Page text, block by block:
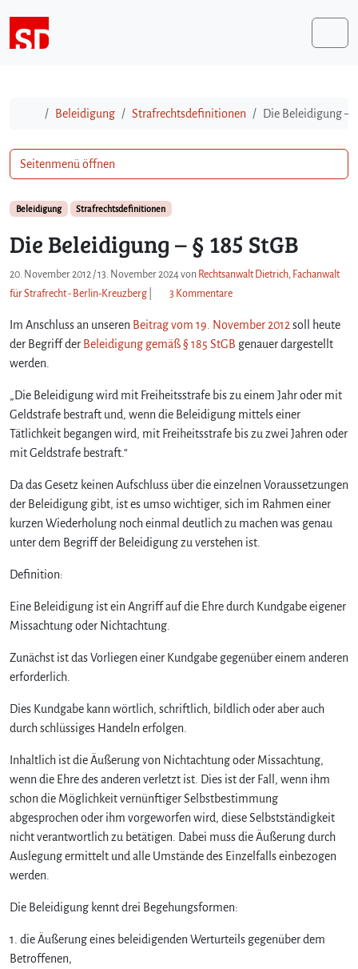
StartBeleidigung Strafrechtsdefinitionen Die Beleidigung –
Beleidigung Strafrechtsdefinitionen
Die Beleidigung – § 185 StGB
20. November 2012 /13. November 2024von Rechtsanwalt Dietrich, Fachanwalt
für Strafrecht - Berlin-Kreuzberg
3 Kommentarez
D
i
e
g
u
n
g
8
t
Im Anschluss an unseren Beitrag vom 19. November 2012 soll heute
der Begriff der Beleidigung gemäß § 185 StGB genauer dargestellt
werden.
„Die Beleidigung wird mit Freiheitsstrafe bis zu einem Jahr oder mit
Geldstrafe bestraft und, wenn die Beleidigung mittels einer
Tätlichkeit begangen wird, mit Freiheitsstrafe bis zu zwei Jahren oder
mit Geldstrafe bestraft.“
Da das Gesetz keinen Aufschluss über die einzelnen Voraussetzungen
der Beleidigung gibt, ist es umso wichtiger, sich im Rahmen einer
kurzen Wiederholung noch einmal deutlich zu machen was genau
unter dem Begriff der Beleidigung zu verstehen ist.
Definition:
Eine Beleidigung ist ein Angriff auf die Ehre durch Kundgabe eigener
Missachtung oder Nichtachtung.
Zunächst ist das Vorliegen einer Kundgabe gegenüber einem anderen
erforderlich.
Dies Kundgabe kann wörtlich, schriftlich, bildlich oder aber auch
durch schlüssiges Handeln erfolgen.
Inhaltlich ist die Äußerung von Nichtachtung oder Missachtung,
wenn die Ehre des anderen verletzt ist. Dies ist der Fall, wenn ihm
schon die Möglichkeit vernünftiger Selbstbestimmung
abgesprochen oder ihm vorgeworfen wird, diese Selbstständigkeit
nicht verantwortlich zu betätigen. Dabei muss die Äußerung durch
Auslegung ermittelt und alle Umstände des Einzelfalls einbezogen
werden.
Die Beleidigung kennt drei Begehungsformen:
1. die Äußerung eines beleidigenden Werturteils gegenüber dem
Betroffenen,
Seitenmenü öffnen